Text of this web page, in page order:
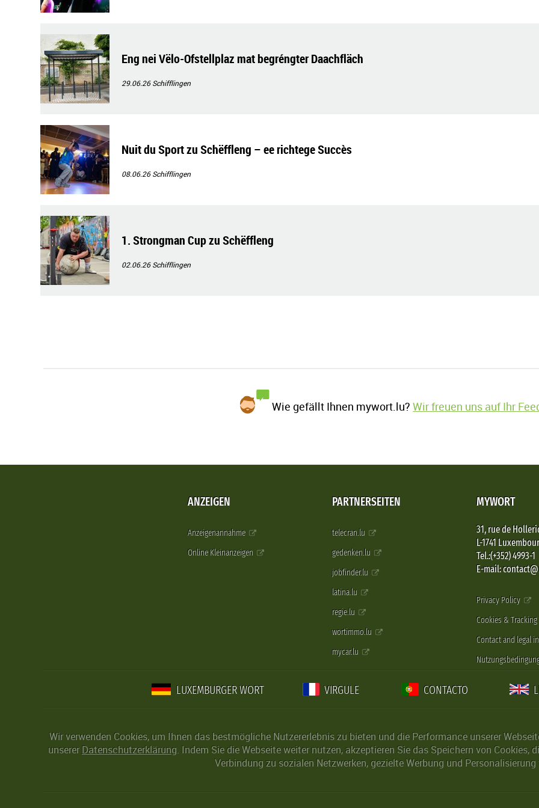
Eng nei Vëlo-Ofstellplaz mat begréngter Daachfläch
29.06.26Schifflingen
Nuit du Sport zu Schëffleng – ee richtege Succès
08.06.26Schifflingen
1. Strongman Cup zu Schëffleng
02.06.26Schifflingen
Wie gefällt Ihnen mywort.lu?Wir freuen uns auf Ihr
ANZEIGEN
Anzeigenannahme
Online Kleinanzeigen
PARTNERSEITEN
telecran.lu
gedenken.lu
jobfinder.lu
latina.lu
regie.lu
wortimmo.lu
mycar.lu
MYWORT
31, rue de
L-1741
Tel.:(+352) 4993-1
E-mail:
Privacy Policy
Cookies & Tracking
Contact and legal
LUXEMBURGER WORT VIRGULE CONTACTO
Wir verwenden Cookies, um Ihnen das bestmögliche Nutzererlebnis zu bieten und die Performance unserer
unserer Datenschutzerklärung. Indem Sie die Webseite weiter nutzen, akzeptieren Sie das Speichern von
Verbindung zu sozialen Netzwerken, gezielte Werbung und